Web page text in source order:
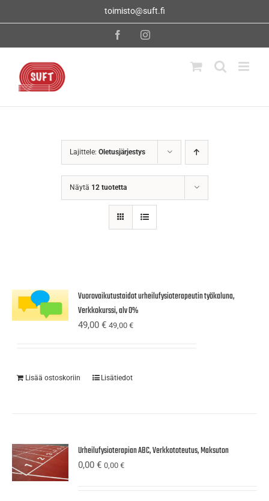
toimisto@suft.fi
FacebookInstagram
Lajittele: Oletusjärjestys
Näytä 12 tuotetta
Vuorovaikutustaidot urheilufysioterapeutin työkaluna,
Verkkokurssi, alv 0%
49,00€ 49,00€
Lisää ostoskoriin Lisätiedot
Urheilufysioterapian ABC, Verkkototeutus, Maksuton
0,00€ 0,00€